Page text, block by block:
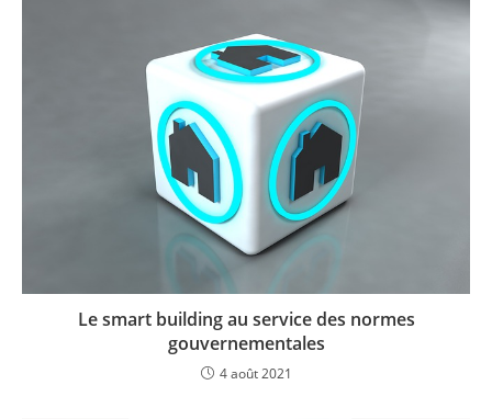
Le smart building au service des normes
gouvernementales
4 août 2021